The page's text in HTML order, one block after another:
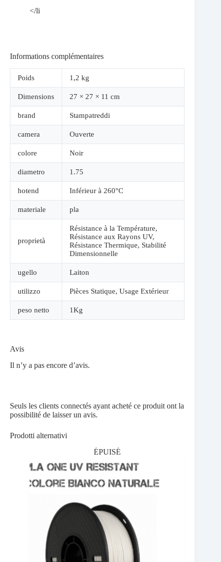
</li
Informations complémentaires
Poids 1,2 kg
Dimensions 27 × 27 × 11 cm
brand Stampatreddi
camera Ouverte
colore Noir
diametro 1.75
hotend Inférieur à 260°C
materiale pla
proprietà
Résistance à la Température,
Résistance aux Rayons UV,
Résistance Thermique, Stabilité
Dimensionnelle
ugello Laiton
utilizzo Pièces Statique, Usage Extérieur
peso netto 1Kg
Avis
Il n’y a pas encore d’avis.
Seuls les clients connectés ayant acheté ce produit ont la
possibilité de laisser un avis.
Prodotti alternativi
ÉPUISÉ